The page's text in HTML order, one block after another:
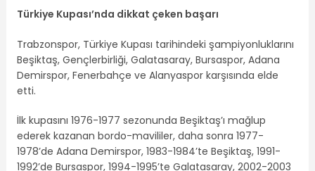
Türkiye Kupası’nda dikkat çeken başarı
Trabzonspor, Türkiye Kupası tarihindeki şampiyonluklarını
Beşiktaş, Gençlerbirliği, Galatasaray, Bursaspor, Adana
Demirspor, Fenerbahçe ve Alanyaspor karşısında elde
etti.
İlk kupasını 1976-1977 sezonunda Beşiktaş’ı mağlup
ederek kazanan bordo-mavililer, daha sonra 1977-
1978’de Adana Demirspor, 1983-1984’te Beşiktaş, 1991-
1992’de Bursaspor, 1994-1995’te Galatasaray, 2002-2003